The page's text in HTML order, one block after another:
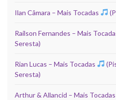
Ilan Câmara – Mais Tocadas
Railson Fernandes – Mais
Seresta)
Rian Lucas – Mais Tocadas
Seresta)
Arthur & Allancid – Mais Tocadas